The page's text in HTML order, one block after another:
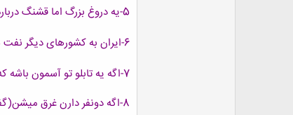
5-یه دروغ بزرگ اما قشنگ درباره من بگو!!!!
6-ایران به کشورهای دیگر نفت میفروشه بشکشو پس میگیره یا با بشکه میده؟!؟!؟!؟
7-اگه یه تابلو تو آسمون باشه که همه ی دنیا اونو ببینند" روش چی مینویسی؟
8-اگه دونفر دارن غرق میشن(گفتی شنا رو دوس داری) کدومشونو نجات میدی؟ اونیکه دوستش داری یا اونیکه دوستت داره،چرا؟